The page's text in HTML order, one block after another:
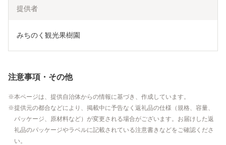
提供者
みちのく観光果樹園
注意事項・その他
本ページは、提供自治体からの情報に基づき、作成しています。
提供元の都合などにより、掲載中に予告なく返礼品の仕様（規格、容量、
パッケージ、原材料など）が変更される場合がございます。お届けした返
礼品のパッケージやラベルに記載されている注意書きなどをご確認くださ
い。